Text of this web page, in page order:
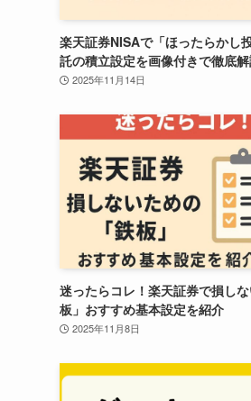
楽天証券NISAで「ほったらかし
託の積立設定を画像付きで徹底
2025年11月14日
迷ったらコレ！楽天証券で損し
板」おすすめ基本設定を紹介
2025年11月8日